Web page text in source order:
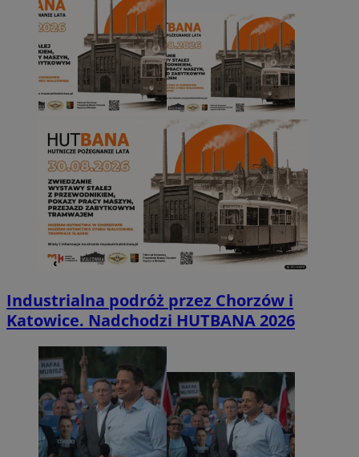
Industrialna podróż przez Chorzów i
Katowice. Nadchodzi HUTBANA 2026